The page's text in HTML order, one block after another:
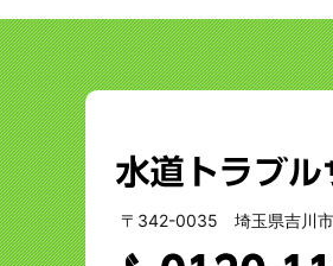
〒342-0035 埼玉県吉川